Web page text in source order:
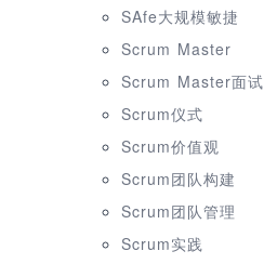
SAfe大规模敏捷
Scrum Master
Scrum Master面试
Scrum仪式
Scrum价值观
Scrum团队构建
Scrum团队管理
Scrum实践